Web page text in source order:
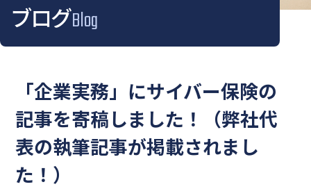
ブログBlog
「企業実務」にサイバー保険の
記事を寄稿しました！（弊社代
表の執筆記事が掲載されまし
た！）